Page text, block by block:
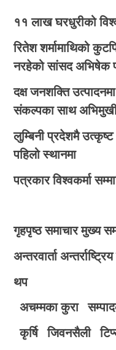
११ लाख घरधुरीको
रितेश शर्मामाथिको
नरहेको सांसद अभिषेक
दक्ष जनशक्ति
संकल्पका साथ
लुम्बिनी प्रदेशमै
पहिलो स्थानमा
पत्रकार विश्वकर्मा
गृहपृष्ठ समाचार मुख्य
अन्तरवार्ता अन्तर्राष्ट्रिय
थप
अचम्मका कुरा
कृर्षि
जिवनसैली